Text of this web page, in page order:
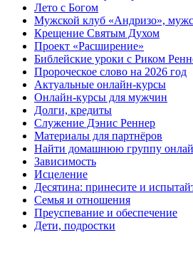
Лето с Богом
Мужской клуб «Андризо»,
Крещение Святым Духом
Проект «Расширение»
Библейские уроки с Риком
Пророческое слово на 2026 год
Актуальные онлайн-курсы
Онлайн-курсы для мужчин
Долги, кредиты
Служение Дэнис Реннер
Материалы для партнёров
Найти домашнюю группу
Зависимость
Исцеление
Десятина: принесите и
Семья и отношения
Преуспевание и обеспечение
Дети, подростки